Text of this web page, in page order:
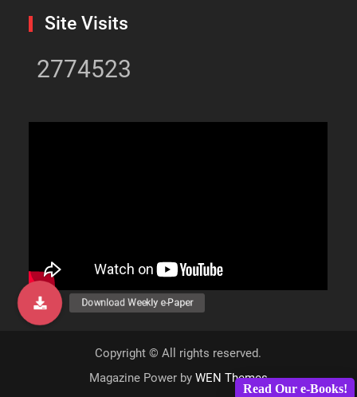
Site Visits
2774523
Copyright © All rights reserved.
Magazine Power by WEN Themes
Read Our e-Books!